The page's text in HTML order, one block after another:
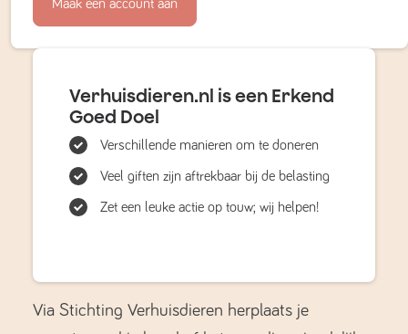
Maak een account aan
Verhuisdieren.nl is een Erkend
Goed Doel
Verschillende manieren om te doneren
Veel giften zijn aftrekbaar bij de belasting
Zet een leuke actie op touw; wij helpen!
Via Stichting Verhuisdieren herplaats je